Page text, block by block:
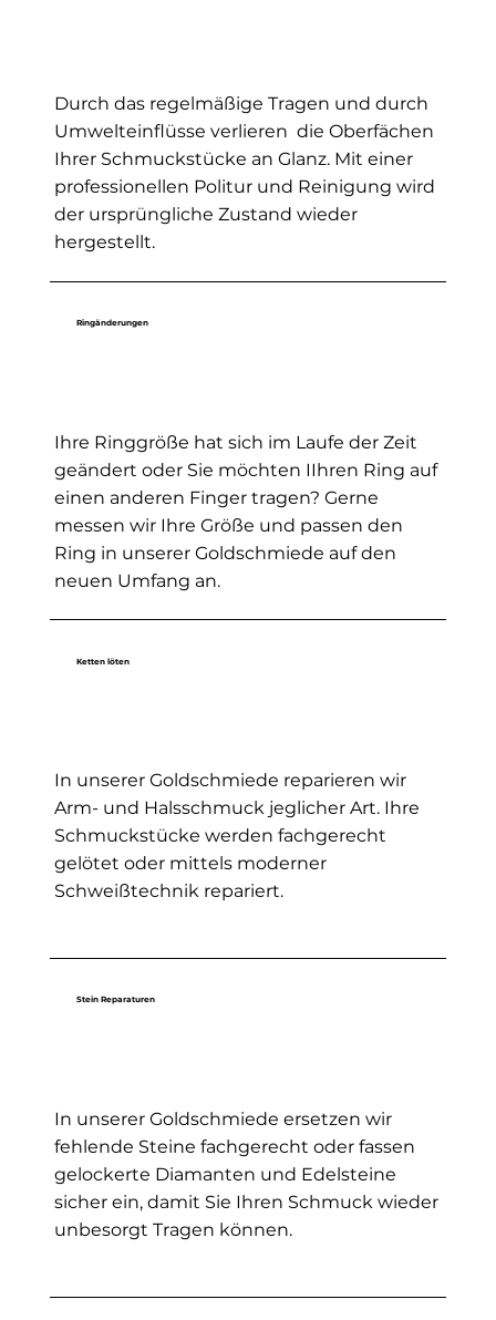
Durch das regelmäßige Tragen und durch
Umwelteinflüsse verlieren die Oberfächen
Ihrer Schmuckstücke an Glanz. Mit einer
professionellen Politur und Reinigung wird
der ursprüngliche Zustand wieder
hergestellt.
Ringänderungen
Ihre Ringgröße hat sich im Laufe der Zeit
geändert oder Sie möchten IIhren Ring auf
einen anderen Finger tragen? Gerne
messen wir Ihre Größe und passen den
Ring in unserer Goldschmiede auf den
neuen Umfang an.
Ketten löten
In unserer Goldschmiede reparieren wir
Arm- und Halsschmuck jeglicher Art. Ihre
Schmuckstücke werden fachgerecht
gelötet oder mittels moderner
Schweißtechnik repariert.
Stein Reparaturen
In unserer Goldschmiede ersetzen wir
fehlende Steine fachgerecht oder fassen
gelockerte Diamanten und Edelsteine
sicher ein, damit Sie Ihren Schmuck wieder
unbesorgt Tragen können.